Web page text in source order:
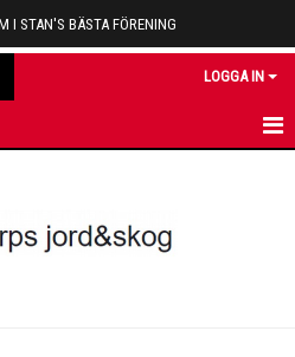
I STAN'S BÄSTA FÖRENING
LOGGA IN